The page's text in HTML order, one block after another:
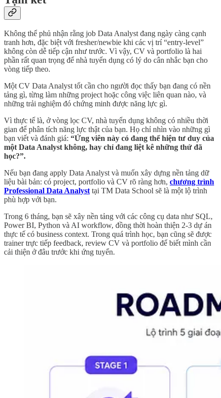
Không thể phủ nhận rằng job Data Analyst đang ngày càng cạnh
tranh hơn, đặc biệt với fresher/newbie khi các vị trí “entry-level”
không còn dễ tiếp cận như trước. Vì vậy, CV và portfolio là hai
phần rất quan trọng để nhà tuyển dụng có lý do cân nhắc bạn cho
vòng tiếp theo.
Một CV Data Analyst tốt cần cho người đọc thấy bạn đang có nền
tảng gì, từng làm những project hoặc công việc liên quan nào, và
những trải nghiệm đó chứng minh được năng lực gì.
Vì thực tế là, ở vòng lọc CV, nhà tuyển dụng không có nhiều thời
gian để phân tích năng lực thật của bạn. Họ chỉ nhìn vào những gì
bạn viết và đánh giá: “Ứng viên này có đang thể hiện tư duy của
một Data Analyst không, hay chỉ đang liệt kê những thứ đã
học?”.
Nếu bạn đang apply Data Analyst và muốn xây dựng nền tảng dữ
liệu bài bản: có project, portfolio và CV rõ ràng hơn, chương trình
Professional Data Analysttại TM Data School sẽ là một lộ trình
phù hợp với bạn.
Trong 6 tháng, bạn sẽ xây nền tảng với các công cụ data như SQL,
Power BI, Python và AI workflow, đồng thời hoàn thiện 2-3 dự án
thực tế có business context. Trong quá trình học, bạn cũng sẽ được
trainer trực tiếp feedback, review CV và portfolio để biết mình cần
cải thiện ở đâu trước khi ứng tuyển.